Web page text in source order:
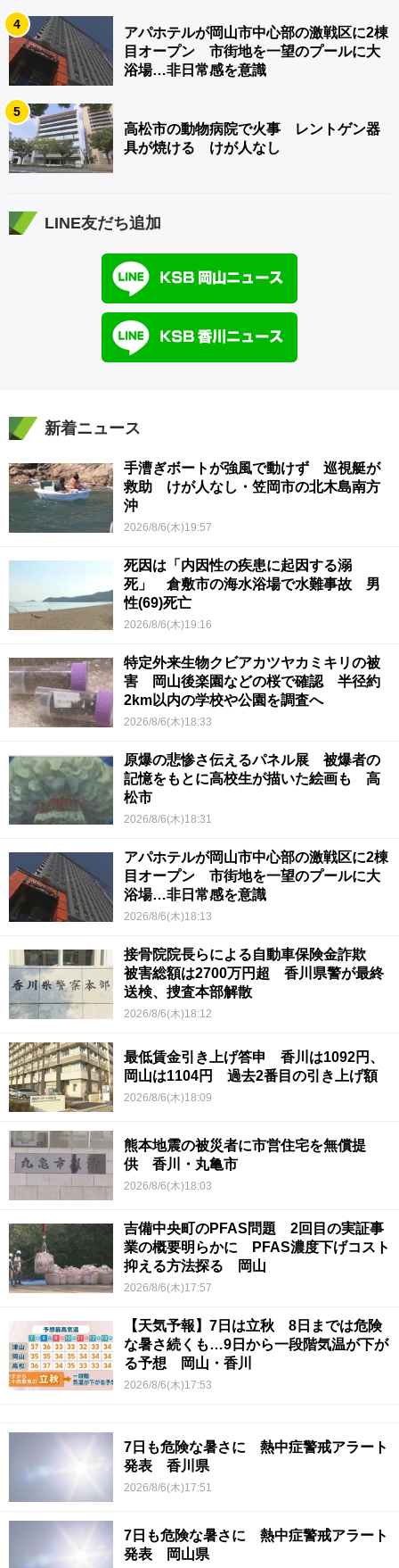
4
アパホテルが岡山市中心部の激戦区に2棟
目オープン 市街地を一望のプールに大
浴場…非日常感を意識
5
高松市の動物病院で火事 レントゲン器
具が焼ける けが人なし
LINE友だち追加
新着ニュース
手漕ぎボートが強風で動けず 巡視艇が
救助 けが人なし・笠岡市の北木島南方
沖
2026/8/6(木)19:57
死因は「内因性の疾患に起因する溺
死」 倉敷市の海水浴場で水難事故 男
性(69)死亡
2026/8/6(木)19:16
特定外来生物クビアカツヤカミキリの被
害 岡山後楽園などの桜で確認 半径約
2km以内の学校や公園を調査へ
2026/8/6(木)18:33
原爆の悲惨さ伝えるパネル展 被爆者の
記憶をもとに高校生が描いた絵画も 高
松市
2026/8/6(木)18:31
アパホテルが岡山市中心部の激戦区に2棟
目オープン 市街地を一望のプールに大
浴場…非日常感を意識
2026/8/6(木)18:13
接骨院院長らによる自動車保険金詐欺
被害総額は2700万円超 香川県警が最終
送検、捜査本部解散
2026/8/6(木)18:12
最低賃金引き上げ答申 香川は1092円、
岡山は1104円 過去2番目の引き上げ額
2026/8/6(木)18:09
熊本地震の被災者に市営住宅を無償提
供 香川・丸亀市
2026/8/6(木)18:03
吉備中央町のPFAS問題 2回目の実証事
業の概要明らかに PFAS濃度下げコスト
抑える方法探る 岡山
2026/8/6(木)17:57
【天気予報】7日は立秋 8日までは危険
な暑さ続くも…9日から一段階気温が下が
る予想 岡山・香川
2026/8/6(木)17:53
7日も危険な暑さに 熱中症警戒アラート
発表 香川県
2026/8/6(木)17:51
7日も危険な暑さに 熱中症警戒アラート
発表 岡山県